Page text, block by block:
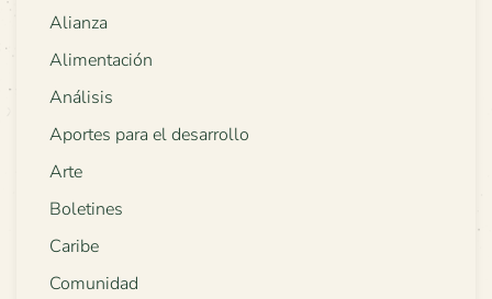
Alianza
Alimentación
Análisis
Aportes para el desarrollo
Arte
Boletines
Caribe
Comunidad